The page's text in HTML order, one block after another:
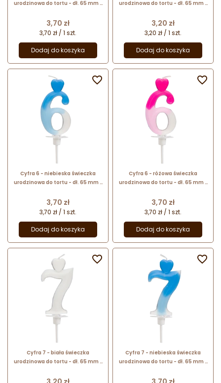
urodzinowa do tortu - dł. 65 mm -
Cena
3,70 zł
3,70 zł / 1 szt.
Dodaj do koszyka
urodzinowa do tortu - dł. 65 mm -
Cena
3,20 zł
3,20 zł / 1 szt.
Dodaj do koszyka
Cyfra 6 - niebieska świeczka
urodzinowa do tortu - dł. 65 mm -
Cena
3,70 zł
3,70 zł / 1 szt.
Dodaj do koszyka

Cyfra 6 - różowa świeczka
urodzinowa do tortu - dł. 65 mm -
Cena
3,70 zł
3,70 zł / 1 szt.
Dodaj do koszyka

Cyfra 7 - biała świeczka
urodzinowa do tortu - dł. 65 mm -
Cena

Cyfra 7 - niebieska świeczka
urodzinowa do tortu - dł. 65 mm -
Cena
